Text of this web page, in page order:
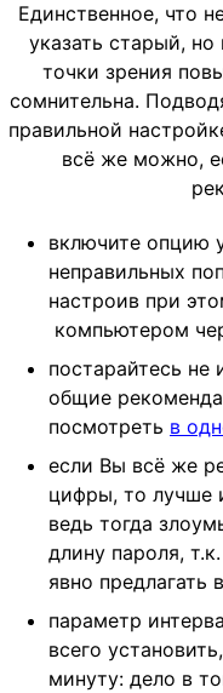
Единственное, что
указать старый, но
точки зрения
сомнительна.
правильной
всё же можно,
включите опцию
неправильных
настроив при
компьютером
постарайтесь не
общие
посмотреть в
если Вы всё же
цифры, то лучше
ведь тогда
длину пароля,
явно предлагать
параметр
всего
минуту: дело в